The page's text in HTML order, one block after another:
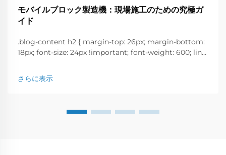
モバイルブロック製造機：現場施工のための究極ガ
イド
.blog-content h2 { margin-top: 26px; margin-bottom:
18px; font-size: 24px !important; font-weight: 600; line-
margin-bottom: 18px; font-size: 20px !important; font-
w...
さらに表示